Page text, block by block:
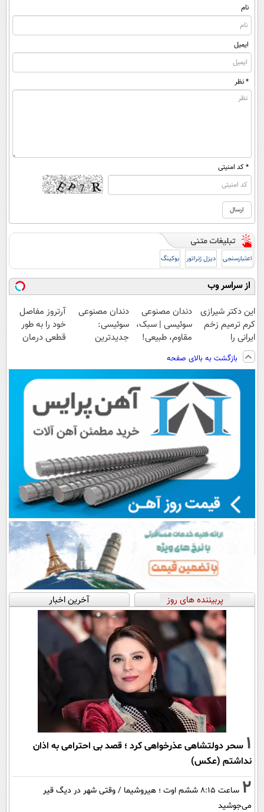
نام
ایمیل
* نظر
* کد امنیتی
اعتبارسنجی دیزل ژنراتور بوکینگ
از سراسر وب
این دکتر شیرازی
کرم ترمیم زخم
ایرانی را
ساخت!!!
دندان مصنوعی
سوئیسی | سبک،
مقاوم، طبیعی!
رایگان+پرداخت
اقساطی😍
دندان مصنوعی
سوئیسی:
جدیدترین
پرداخت قسطی
آرتروز مفاصل
خود را به طور
قطعی درمان
بازگشت به بالای صفحه
پربیننده های روز آخرین اخبار
1 سحر دولتشاهی عذرخواهی کرد ؛ قصد بی احترامی به اذان
نداشتم (عکس)
2
ساعت ۸:۱۵ ششم اوت ؛ هیروشیما / وقتی شهر در دیگ قیر
می‌جوشید